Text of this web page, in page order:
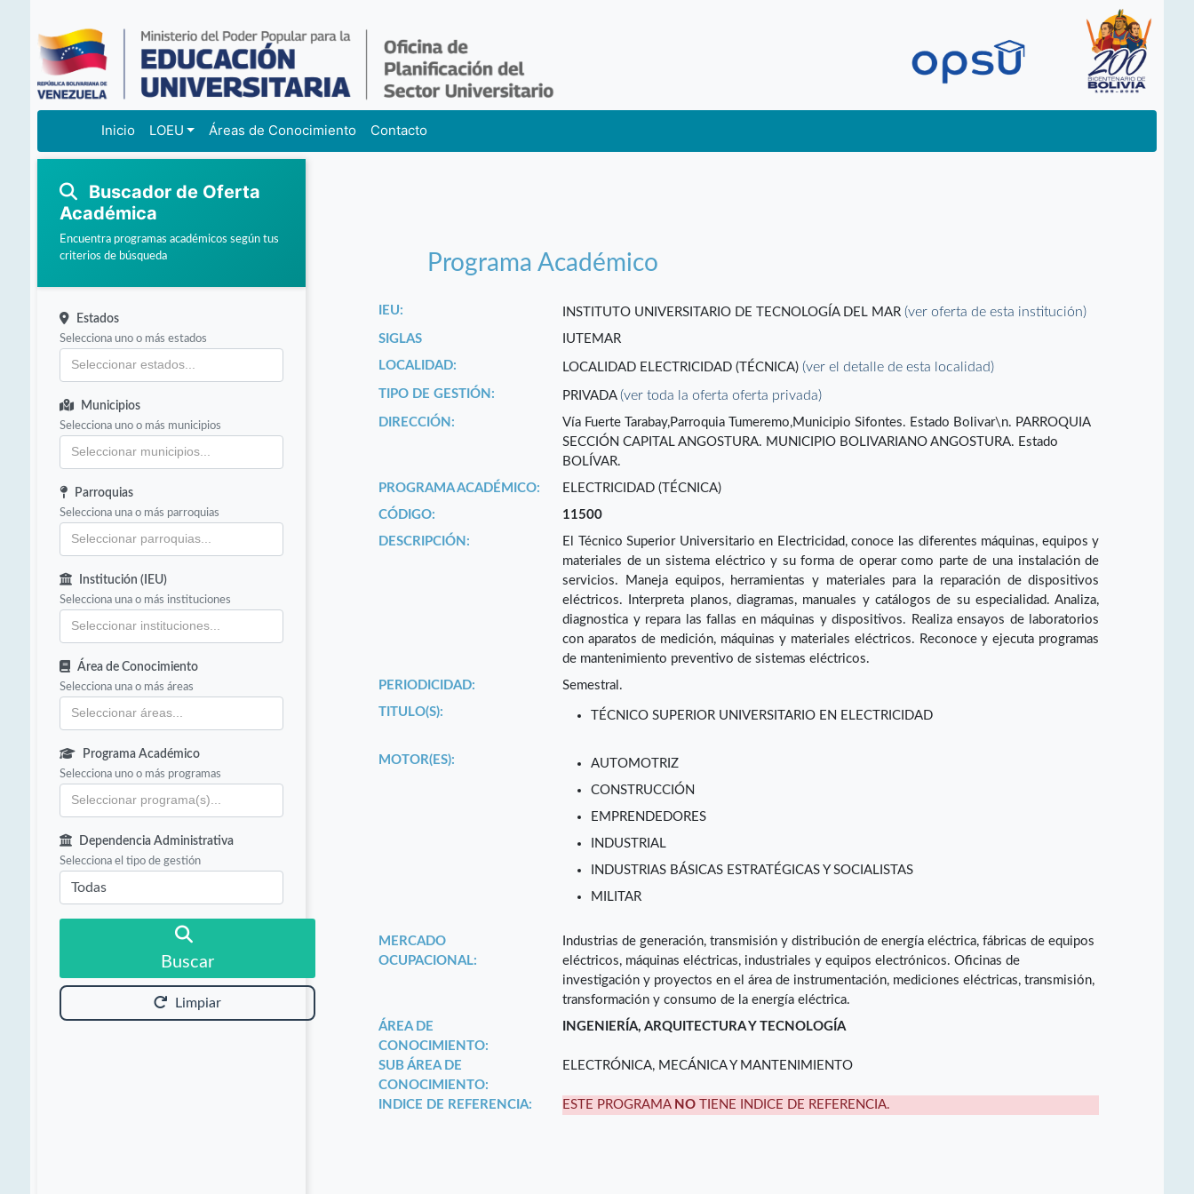
Inicio LOEU Áreas de Conocimiento Contacto
Buscador de Oferta
Académica
Encuentra programas académicos según tus
criterios de búsqueda
Estados
Selecciona uno o más estados
Municipios
Selecciona uno o más municipios
Parroquias
Selecciona una o más parroquias
Institución (IEU)
Selecciona una o más instituciones
Área de Conocimiento
Selecciona una o más áreas
Programa Académico
Selecciona uno o más programas
Dependencia Administrativa
Selecciona el tipo de gestión
Buscar
Limpiar
Programa Académico
IEU: INSTITUTO UNIVERSITARIO DE TECNOLOGÍA DEL MAR(ver oferta de esta institución)
SIGLAS
IUTEMAR
LOCALIDAD:
LOCALIDAD ELECTRICIDAD (TÉCNICA)(ver el detalle de esta localidad)
TIPO DE GESTIÓN: PRIVADA(ver toda la oferta oferta privada)
DIRECCIÓN:
Vía Fuerte Tarabay,Parroquia Tumeremo,Municipio Sifontes. Estado Bolivar\n. PARROQUIA
SECCIÓN CAPITAL ANGOSTURA. MUNICIPIO BOLIVARIANO ANGOSTURA. Estado
BOLÍVAR.
PROGRAMA ACADÉMICO:
ELECTRICIDAD (TÉCNICA)
CÓDIGO:
11500
DESCRIPCIÓN:
El Técnico Superior Universitario en Electricidad, conoce las diferentes máquinas, equipos y
materiales de un sistema eléctrico y su forma de operar como parte de una instalación de
servicios. Maneja equipos, herramientas y materiales para la reparación de dispositivos
eléctricos. Interpreta planos, diagramas, manuales y catálogos de su especialidad. Analiza,
diagnostica y repara las fallas en máquinas y dispositivos. Realiza ensayos de laboratorios
con aparatos de medición, máquinas y materiales eléctricos. Reconoce y ejecuta programas
de mantenimiento preventivo de sistemas eléctricos.
PERIODICIDAD:
Semestral.
TITULO(S):
TÉCNICO SUPERIOR UNIVERSITARIO EN ELECTRICIDAD
MOTOR(ES):
AUTOMOTRIZ
CONSTRUCCIÓN
EMPRENDEDORES
INDUSTRIAL
INDUSTRIAS BÁSICAS ESTRATÉGICAS Y SOCIALISTAS
MILITAR
MERCADO
OCUPACIONAL:
Industrias de generación, transmisión y distribución de energía eléctrica, fábricas de equipos
eléctricos, máquinas eléctricas, industriales y equipos electrónicos. Oficinas de
investigación y proyectos en el área de instrumentación, mediciones eléctricas, transmisión,
transformación y consumo de la energía eléctrica.
ÁREA DE
CONOCIMIENTO:
INGENIERÍA, ARQUITECTURA Y TECNOLOGÍA
SUB ÁREA DE
CONOCIMIENTO:
ELECTRÓNICA, MECÁNICA Y MANTENIMIENTO
INDICE DE REFERENCIA: ESTE PROGRAMA NO TIENE INDICE DE REFERENCIA.